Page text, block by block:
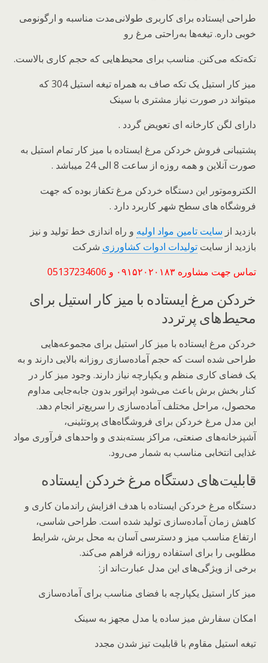
طراحی ایستاده برای کاربری طولانی‌مدت مناسبه و ارگونومی
خوبی داره. تیغه‌ها به‌راحتی مرغ رو
تکه‌تکه می‌کنن. مناسب برای محیط‌هایی که حجم کاری بالاست.
میز کار استیل یک تکه صاف به همراه تیغه استیل 304 که
میتواند در صورت نیاز مشتری با سینک
دارای لگن کارخانه ای تعویض گردد .
پشتیبانی فروش خردکن مرغ ایستاده با میز کار تمام استیل به
صورت آنلاین و همه روزه از ساعت 8 الی 24 میباشد .
الکتروموتور این دستگاه خردکن مرغ تکفاز بوده که جهت
فروشگاه های سطح شهر کاربرد دارد .
بازدید از سایت تامین مواد اولیه و راه اندازی خط تولید و نیز
بازدید از سایت تولیدات ادوات کشاورزی شرکت
تماس جهت مشاوره ۰۹۱۵۲۰۲۰۱۸۳ و 05137234606
خردکن مرغ ایستاده با میز کار استیل برای
محیط‌های پرتردد
خردکن مرغ ایستاده با میز کار استیل برای مجموعه‌هایی
طراحی شده است که حجم آماده‌سازی روزانه بالایی دارند و به
یک فضای کاری منظم و یکپارچه نیاز دارند. وجود میز کار در
کنار بخش برش باعث می‌شود اپراتور بدون جابه‌جایی مداوم
محصول، مراحل مختلف آماده‌سازی را سریع‌تر انجام دهد.
این مدل مرغ خردکن برای فروشگاه‌های پروتئینی،
آشپزخانه‌های صنعتی، مراکز بسته‌بندی و واحدهای فرآوری مواد
غذایی انتخابی مناسب به شمار می‌رود.
قابلیت‌های دستگاه مرغ خردکن ایستاده
دستگاه مرغ خردکن ایستاده با هدف افزایش راندمان کاری و
کاهش زمان آماده‌سازی تولید شده است. طراحی شاسی،
ارتفاع مناسب میز و دسترسی آسان به محل برش، شرایط
مطلوبی را برای استفاده روزانه فراهم می‌کند.
برخی از ویژگی‌های این مدل عبارت‌اند از:
میز کار استیل یکپارچه با فضای مناسب برای آماده‌سازی
امکان سفارش میز ساده یا مدل مجهز به سینک
تیغه استیل مقاوم با قابلیت تیز شدن مجدد